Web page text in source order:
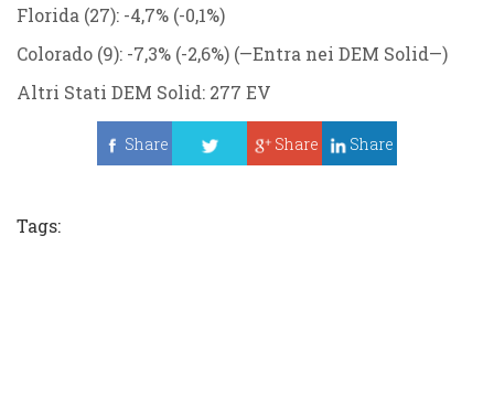
Florida (27): -4,7% (-0,1%)
Colorado (9): -7,3% (-2,6%) (—Entra nei DEM Solid—)
Altri Stati DEM Solid: 277 EV
Share
Share Share
Tags: